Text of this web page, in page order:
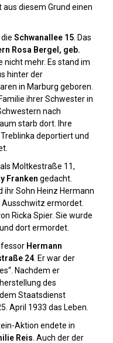
diesem Grund einen
Schwanallee 15 . Das
Rosa Bergel, geb.
nicht mehr. Es stand im
hinter der
in Marburg geboren.
ihrer Schwester in
nach
starb dort. Ihre
deportiert und
Moltkestraße 11,
Franken gedacht.
ihr Sohn Heinz Hermann
ermordet.
Ricka Spier. Sie wurde
dort ermordet.
Hermann
24 . Er war der
Nachdem er
des
Staatsdienst
April 1933 das Leben.
Aktion endete in
Reis . Auch der der